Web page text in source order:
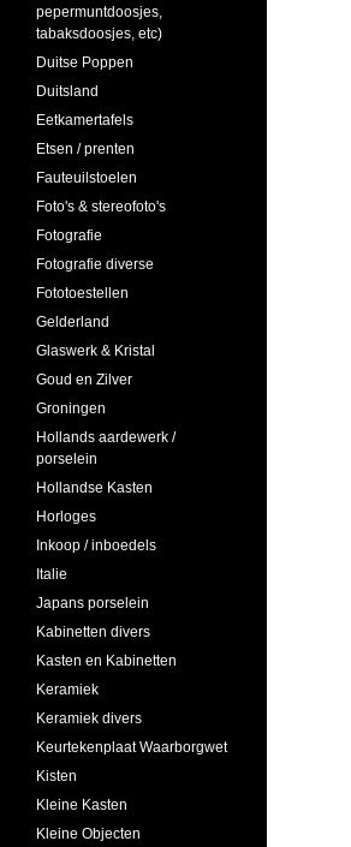
pepermuntdoosjes,
tabaksdoosjes, etc)
Duitse Poppen
Duitsland
Eetkamertafels
Etsen / prenten
Fauteuilstoelen
Foto's & stereofoto's
Fotografie
Fotografie diverse
Fototoestellen
Gelderland
Glaswerk & Kristal
Goud en Zilver
Groningen
Hollands aardewerk /
porselein
Hollandse Kasten
Horloges
Inkoop / inboedels
Italie
Japans porselein
Kabinetten divers
Kasten en Kabinetten
Keramiek
Keramiek divers
Keurtekenplaat Waarborgwet
Kisten
Kleine Kasten
Kleine Objecten